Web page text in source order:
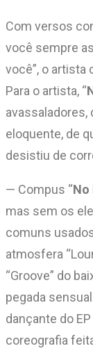
Com versos
você sempre
você”, o artista
Para o artista, “
eloquente, de
desistiu de
— Compus “No
mas sem os
comuns
atmosfera
“Groove” do
pegada
dançante do
coreografia